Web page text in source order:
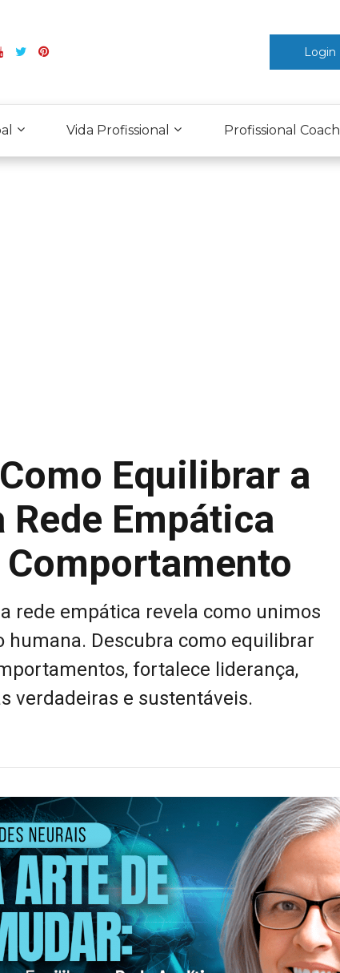
Login
Vida Profissional Profissional Coach
Equilibrar a
Rede Empática
rede empática revela como unimos
humana. Descubra como equilibrar
fortalece liderança,
verdadeiras e sustentáveis.